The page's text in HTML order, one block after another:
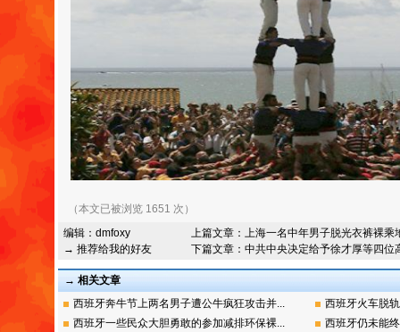
（本文已被浏览 1651 次）
编辑： dmfoxy
→ 推荐给我的好友
上篇文章： 上海一名中年男子脱光衣裤裸乘
下篇文章： 中共中央决定给予徐才厚等四位
→ 相关文章
西班牙奔牛节上两名男子遭公牛疯狂攻击并...
西班牙火车脱
西班牙一些民众大胆勇敢的参加减排环保裸...
西班牙仍未能